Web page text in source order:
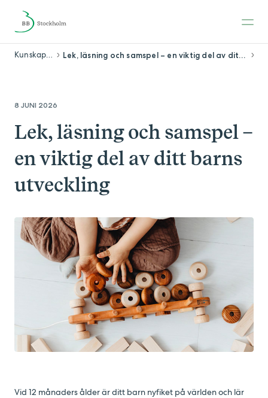
Kunskapsbank Lek, läsning och samspel – en viktig del av ditt barns utveckling
8 JUNI 2026
Lek, läsning och samspel –
en viktig del av ditt barns
utveckling
Vid 12 månaders ålder är ditt barn nyfiket på världen och lär